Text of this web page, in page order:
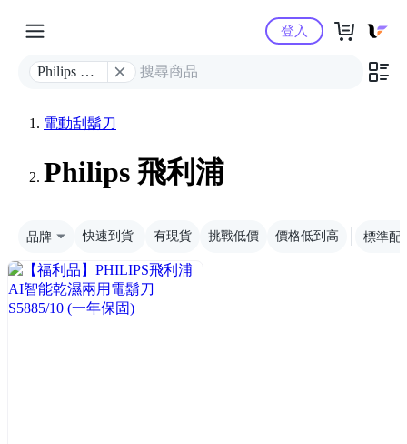
Yahoo購物中心
Philips 飛
登入
電動刮鬍刀
Philips 飛利浦
品牌 快速到貨 有現貨 挑戰低價 價格低到高 標準配